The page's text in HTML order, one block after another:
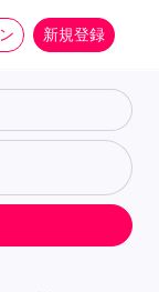
新規登録